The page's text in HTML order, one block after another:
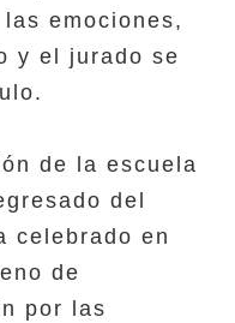
emociones,
y el jurado se
de la escuela
del
celebrado en
de
por las